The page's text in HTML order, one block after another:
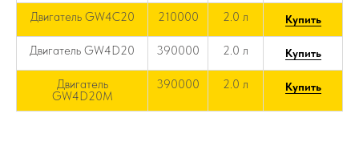
Двигатель GW4C20 210000 2.0 л Купить
Двигатель GW4D20 390000 2.0 л Купить
Двигатель
GW4D20M
390000 2.0 л Купить